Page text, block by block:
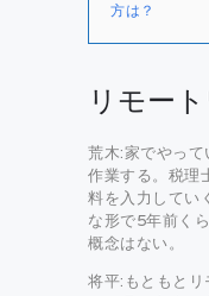
方は？
リモー
荒木:家でやっ
作業する。税理
料を入力してい
な形で5年前く
概念はない。
将平:もともと